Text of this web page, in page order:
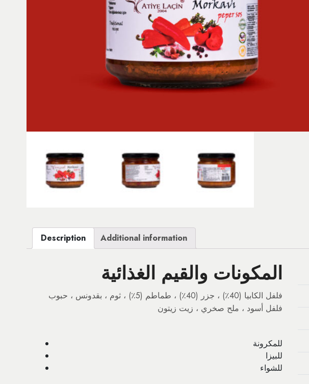
Description Additional information
المكونات والقيم الغذائية
فلفل الكابيا (40٪) ، جزر (40٪) ، طماطم (5٪) ، ثوم ، بقدونس ، حبوب
فلفل أسود ، ملح صخري ، زيت زيتون
للمكرونة
للبيزا
للشواء